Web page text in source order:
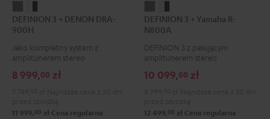
3
+
DENON
DRA-
900H
3
DENON
900H
DEFINION 3 + DENON DRA-
900H
Jako kompletny system z
amplitunerem stereo
8 999,00 zł
11 999, 00 zł Cena regularna
3
+
Yamaha
R-
N800A
3
+
Yamaha
N800A
DEFINION 3 + Yamaha R-
N800A
DEFINION 3 z pasującym
amplitunerem stereo
10 099,00 zł
12 499, 00 zł Cena regularna